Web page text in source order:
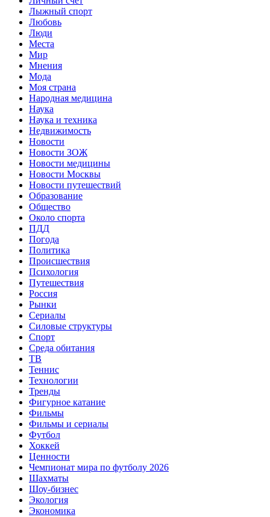
Лыжный спорт
Любовь
Люди
Места
Мир
Мнения
Мода
Моя страна
Народная медицина
Наука
Наука и техника
Недвижимость
Новости
Новости ЗОЖ
Новости медицины
Новости Москвы
Новости путешествий
Образование
Общество
Около спорта
ПДД
Погода
Политика
Происшествия
Психология
Путешествия
Россия
Рынки
Сериалы
Силовые структуры
Спорт
Среда обитания
ТВ
Теннис
Технологии
Тренды
Фигурное катание
Фильмы
Фильмы и сериалы
Футбол
Хоккей
Ценности
Чемпионат мира по футболу 2026
Шахматы
Шоу-бизнес
Экология
Экономика